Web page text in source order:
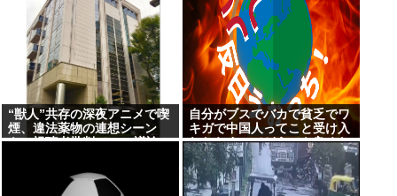
“獣人”共存の深夜アニメで喫
煙、違法薬物の連想シーン
も…視聴者批判でBPO議論
自分がブスでバカで貧乏でワ
キガで中国人ってこと受け入
れたらすべてどうでも良くな
った